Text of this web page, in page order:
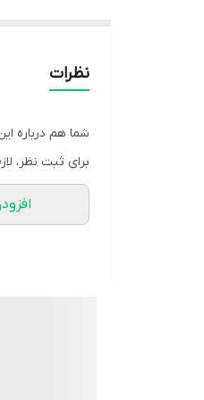
نظرات
شما هم درباره
برای ثبت نظر،